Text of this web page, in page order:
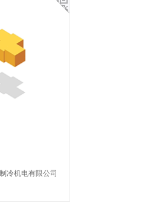
冷机电有限公司